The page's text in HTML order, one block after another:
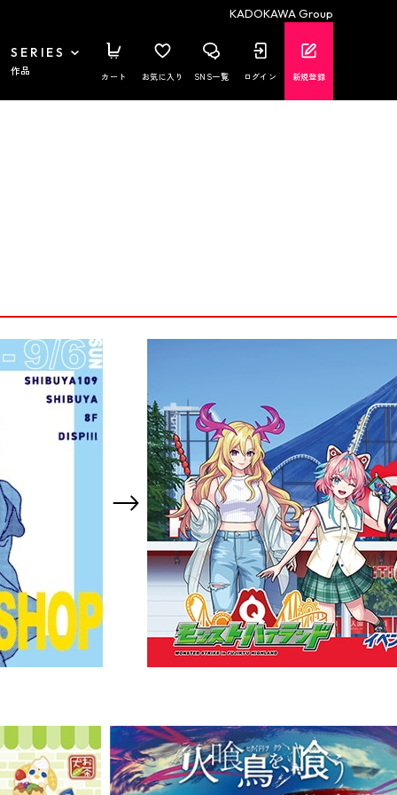
KADOKAWA Group
SERIES
作品 カート お気に入り SNS一覧 ログイン 新規登録